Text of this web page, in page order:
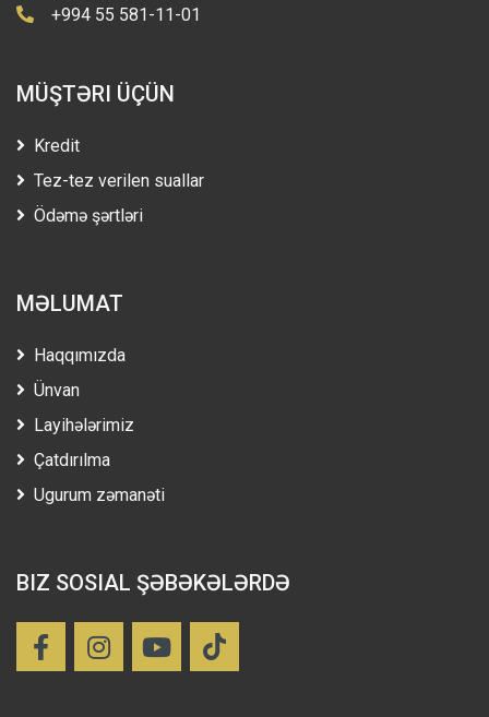
+994 55 581-11-01
MÜŞTƏRI ÜÇÜN
Kredit
Tez-tez verilen suallar
Ödəmə şərtləri
MƏLUMAT
Haqqımızda
Ünvan
Layihələrimiz
Çatdırılma
Ugurum zəmanəti
BIZ SOSIAL ŞƏBƏKƏLƏRDƏ